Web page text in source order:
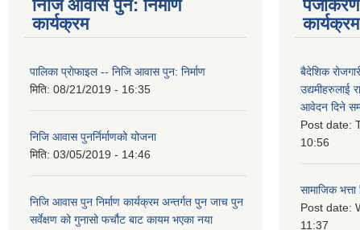
निजि आवास पुन: निर्माण
कार्यक्रम
पालिका प्राेफाइल -- निजि आवास पुन: निर्माण
मिति: 08/21/2019 - 16:35
निजि आवास पुनर्निर्माणको योजना
मिति: 03/05/2019 - 14:46
निजि आवास पुन निर्माण कार्यक्रम अन्तर्गत पुन जाच पुन
सर्वेक्षण को गुनासो फर्चौट बाट कायम भएका नया
पंजीकरण
कार्यक्रम
बैदेशिक
उद्यमीहरुलाई
आवेदन दिने
Post date:
10:56
सामाजिक
Post date:
11:37